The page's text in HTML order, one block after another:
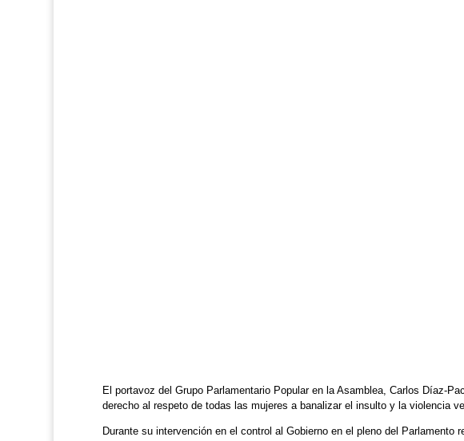
El portavoz del Grupo Parlamentario Popular en la Asamblea, Carlos Díaz-
derecho al respeto de todas las mujeres a banalizar el insulto y la violencia
Durante su intervención en el control al Gobierno en el pleno del